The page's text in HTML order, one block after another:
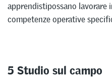
apprendistipossano lavorare
competenze operative
5 Studio sul campo